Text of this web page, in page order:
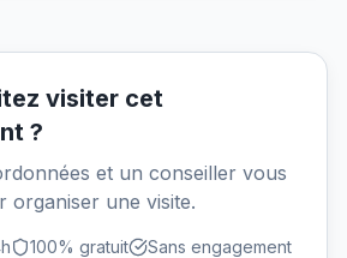
visiter cet
?
et un conseiller vous
organiser une visite.
100% gratuit Sans engagement